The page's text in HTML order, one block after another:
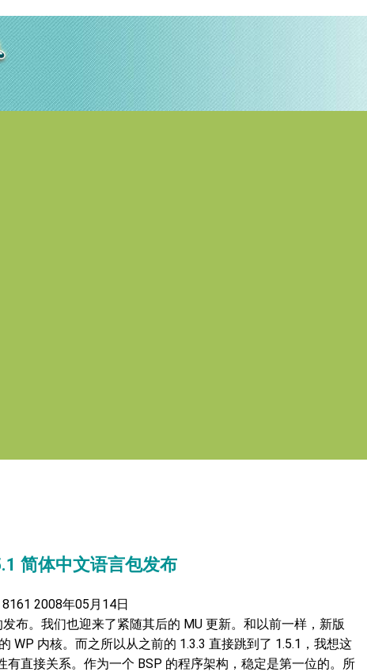
简体中文语言包发布
8161 2008年05月14日
布。我们也迎来了紧随其后的 MU 更新。和以前一样，新版
WP 内核。而之所以从之前的 1.3.3 直接跳到了 1.5.1，我想这
有直接关系。作为一个 BSP 的程序架构，稳定是第一位的。所